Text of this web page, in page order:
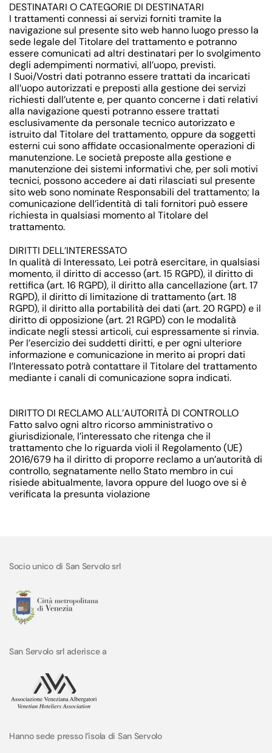
DESTINATARI O CATEGORIE DI DESTINATARI
I trattamenti connessi ai servizi forniti tramite la
navigazione sul presente sito web hanno luogo presso la
sede legale del Titolare del trattamento e potranno
essere comunicati ad altri destinatari per lo svolgimento
degli adempimenti normativi, all’uopo, previsti.
I Suoi/Vostri dati potranno essere trattati da incaricati
all’uopo autorizzati e preposti alla gestione dei servizi
richiesti dall’utente e, per quanto concerne i dati relativi
alla navigazione questi potranno essere trattati
esclusivamente da personale tecnico autorizzato e
istruito dal Titolare del trattamento, oppure da soggetti
esterni cui sono affidate occasionalmente operazioni di
manutenzione. Le società preposte alla gestione e
manutenzione dei sistemi informativi che, per soli motivi
tecnici, possono accedere ai dati rilasciati sul presente
sito web sono nominate Responsabili del trattamento; la
comunicazione dell’identità di tali fornitori può essere
richiesta in qualsiasi momento al Titolare del
trattamento.
DIRITTI DELL’INTERESSATO
In qualità di Interessato, Lei potrà esercitare, in qualsiasi
momento, il diritto di accesso (art. 15 RGPD), il diritto di
rettifica (art. 16 RGPD), il diritto alla cancellazione (art. 17
RGPD), il diritto di limitazione di trattamento (art. 18
RGPD), il diritto alla portabilità dei dati (art. 20 RGPD) e il
diritto di opposizione (art. 21 RGPD) con le modalità
indicate negli stessi articoli, cui espressamente si rinvia.
Per l’esercizio dei suddetti diritti, e per ogni ulteriore
informazione e comunicazione in merito ai propri dati
l’Interessato potrà contattare il Titolare del trattamento
mediante i canali di comunicazione sopra indicati.
DIRITTO DI RECLAMO ALL’AUTORITÀ DI CONTROLLO
Fatto salvo ogni altro ricorso amministrativo o
giurisdizionale, l’interessato che ritenga che il
trattamento che lo riguarda violi il Regolamento (UE)
2016/679 ha il diritto di proporre reclamo a un’autorità di
controllo, segnatamente nello Stato membro in cui
risiede abitualmente, lavora oppure del luogo ove si è
verificata la presunta violazione
Socio unico di San Servolo srl
San Servolo srl aderisce a
Hanno sede presso l’isola di San Servolo